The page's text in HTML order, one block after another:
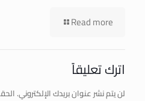
Read more
اترك تعليقاً
لن يتم نشر عنوان بريدك الإلكتروني.